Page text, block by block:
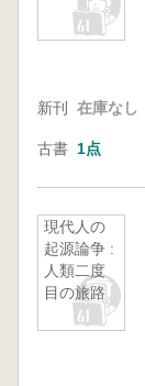
新刊 在庫なし
古書 1点
現代人の
起源論争 :
人類二度
目の旅路